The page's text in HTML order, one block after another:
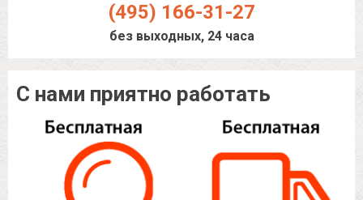
(495) 166-31-27
без выходных, 24 часа
С нами приятно работать